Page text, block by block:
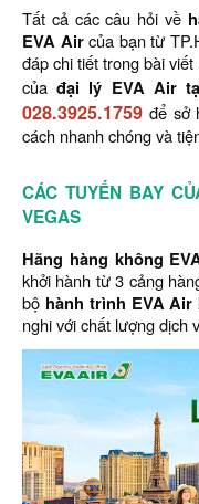
Tất cả các câu hỏi về
EVA Aircủa bạn từ
đáp chi tiết trong bài
của đại lý EVA Air
028.3925.1759 để sở
cách nhanh chóng và
CÁC TUYẾN BAY
VEGAS
Hãng hàng không
khởi hành từ 3 cảng
bộ hành trình EVA Air
nghi với chất lượng dịch